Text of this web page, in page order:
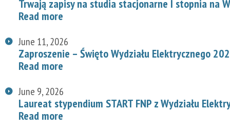
Trwają zapisy na studia stacjonarne I stopnia na
Read more
June 11, 2026
Zaproszenie – Święto Wydziału Elektrycznego
Read more
June 9, 2026
Laureat stypendium START FNP z Wydziału
Read more